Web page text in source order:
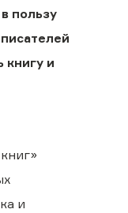
пользу
книгу и
и